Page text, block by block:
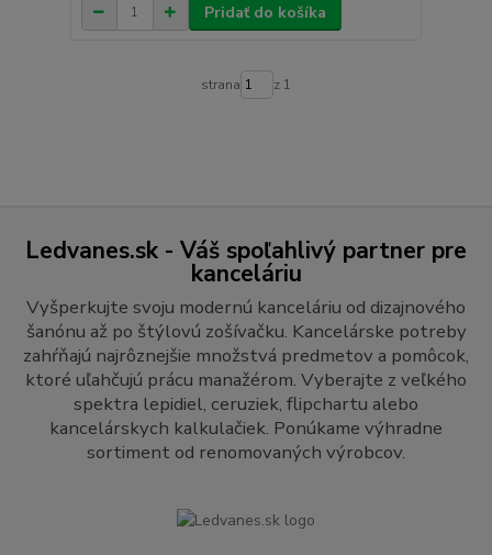
Pridať do košíka
strana z 1
Ledvanes.sk - Váš spoľahlivý partner pre
kanceláriu
Vyšperkujte svoju modernú kanceláriu od dizajnového
šanónu až po štýlovú zošívačku. Kancelárske potreby
zahŕňajú najrôznejšie množstvá predmetov a pomôcok,
ktoré uľahčujú prácu manažérom. Vyberajte z veľkého
spektra lepidiel, ceruziek, flipchartu alebo
kancelárskych kalkulačiek. Ponúkame výhradne
sortiment od renomovaných výrobcov.